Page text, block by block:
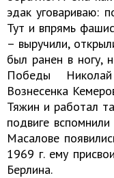
эдак уговариваю:
Тут и впрямь
– выручили,
был ранен в ногу,
Победы
Вознесенка
Тяжин и работал
подвиге
Масалове
1969 г. ему
Берлина.